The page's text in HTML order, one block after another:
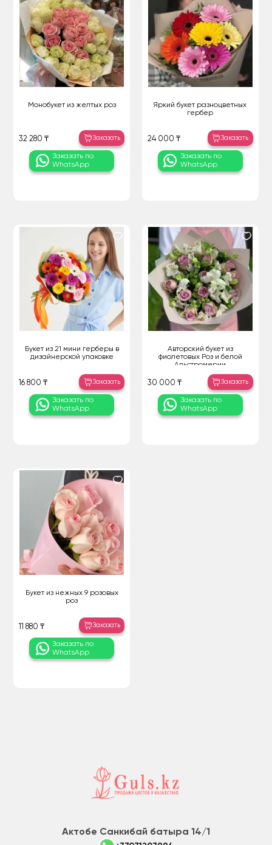
Монобукет из желтых роз
32 280 ₸ Заказать
Заказать по
WhatsApp
Яркий букет разноцветных
гербер
24 000 ₸ Заказать
Заказать по
WhatsApp
Букет из 21 мини герберы в
дизайнерской упаковке
16 800 ₸ Заказать
Заказать по
WhatsApp
Авторский букет из
фиолетовых Роз и белой
Альстромерии
30 000 ₸ Заказать
Заказать по
WhatsApp
Букет из нежных 9 розовых
роз
11 880 ₸ Заказать
Заказать по
WhatsApp
Актобе Санкибай батыра 14/1